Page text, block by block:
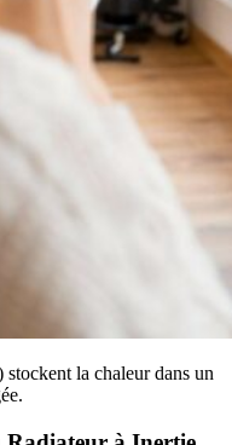
la chaleur dans un